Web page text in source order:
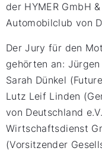
der HYMER GmbH
Automobilclub von
Der Jury für den
gehörten an:
Sarah Dünkel
Lutz Leif Linden
von Deutschland
Wirtschaftsdienst
(Vorsitzender